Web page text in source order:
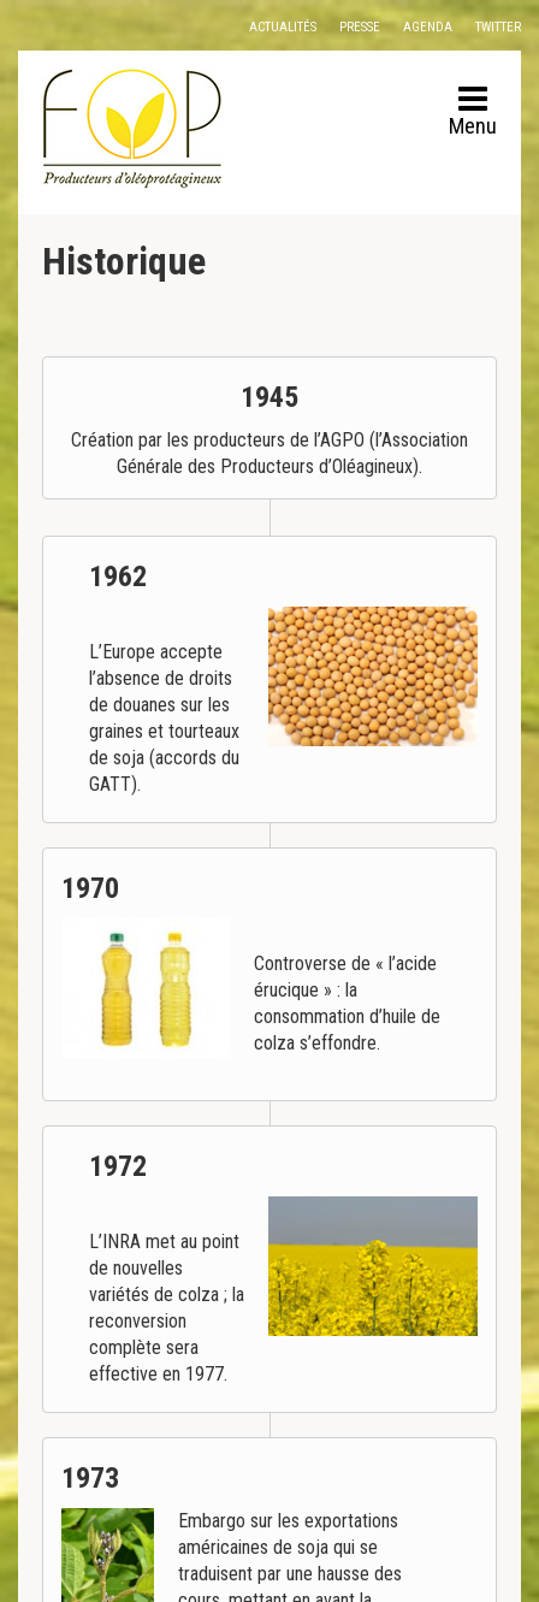
Panneau de gestion des cookies
ACTUALITÉS PRESSE AGENDA TWITTER
Menu
Historique
1945
Création par les producteurs de l’AGPO (l’Association
Générale des Producteurs d’Oléagineux).
1962
L’Europe accepte
l’absence de droits
de douanes sur les
graines et tourteaux
de soja (accords du
GATT).
1970
Controverse de « l’acide
érucique » : la
consommation d’huile de
colza s’effondre.
1972
L’INRA met au point
de nouvelles
variétés de colza ; la
reconversion
complète sera
effective en 1977.
1973
Embargo sur les exportations
américaines de soja qui se
traduisent par une hausse des